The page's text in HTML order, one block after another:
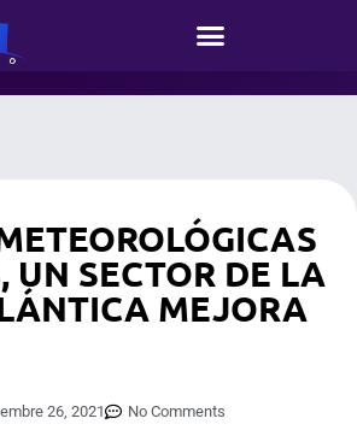
UN SECTOR DE LA
MEJORA
26, 2021 No Comments